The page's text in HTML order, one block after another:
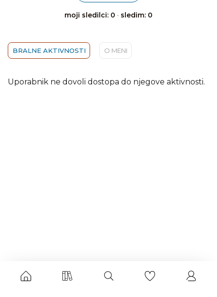
moji sledilci: 0 · sledim: 0
BRALNE AKTIVNOSTI O MENI
Uporabnik ne dovoli dostopa do njegove aktivnosti.